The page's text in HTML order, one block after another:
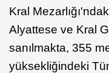
Kral
Alyattese ve Kral
sanılmakta, 355
yüksekliğindeki